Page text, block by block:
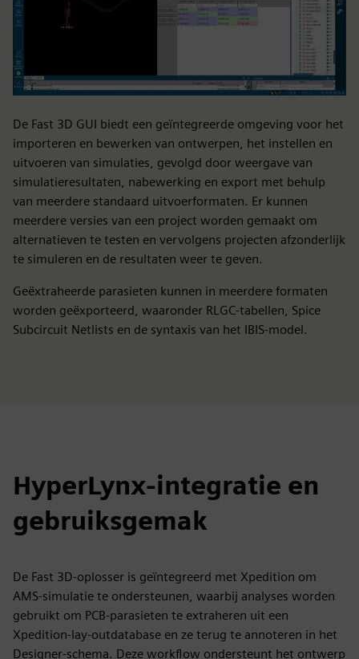
De Fast 3D GUI biedt een geïntegreerde omgeving voor het
importeren en bewerken van ontwerpen, het instellen en
uitvoeren van simulaties, gevolgd door weergave van
simulatieresultaten, nabewerking en export met behulp
van meerdere standaard uitvoerformaten. Er kunnen
meerdere versies van een project worden gemaakt om
alternatieven te testen en vervolgens projecten afzonderlijk
te simuleren en de resultaten weer te geven.
Geëxtraheerde parasieten kunnen in meerdere formaten
worden geëxporteerd, waaronder RLGC-tabellen, Spice
Subcircuit Netlists en de syntaxis van het IBIS-model.
HyperLynx-integratie en
gebruiksgemak
De Fast 3D-oplosser is geïntegreerd met Xpedition om
AMS-simulatie te ondersteunen, waarbij analyses worden
gebruikt om PCB-parasieten te extraheren uit een
Xpedition-lay-outdatabase en ze terug te annoteren in het
Designer-schema. Deze workflow ondersteunt het ontwerp